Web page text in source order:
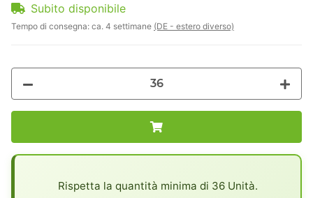
Subito disponibile
Tempo di consegna: ca. 4 settimane (DE - estero diverso)
Rispetta la quantità minima di 36 Unità.